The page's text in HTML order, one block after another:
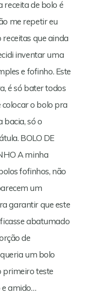
receita de bolo é
me repetir eu
que ainda
inventar uma
e fofinho. Este
é só bater todos
o bolo pra
bacia, só o
BOLO DE
A minha
fofinhos, não
um
garantir que este
abatumado
de
um bolo
primeiro teste
e amido…